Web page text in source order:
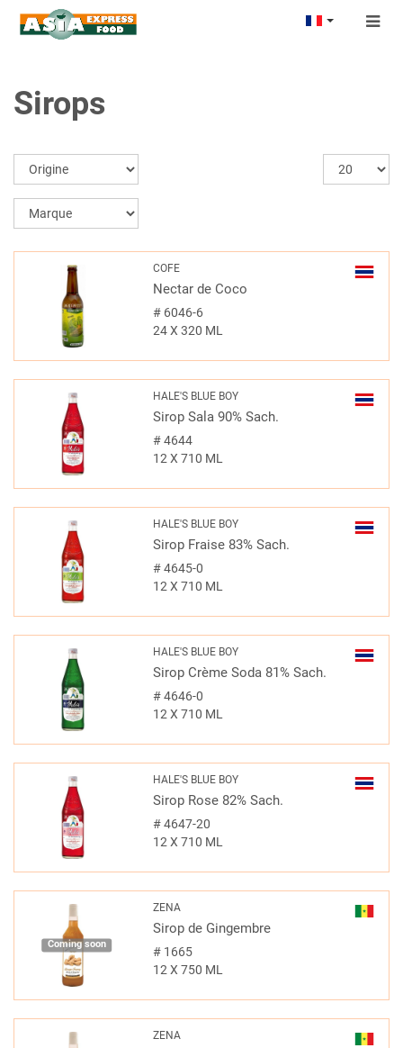
Sirops
COFE
Nectar de Coco
#6046-6
24 X 320 ML
HALE'S BLUE BOY
Sirop Sala 90% Sach.
#4644
12 X 710 ML
HALE'S BLUE BOY
Sirop Fraise 83% Sach.
#4645-0
12 X 710 ML
HALE'S BLUE BOY
Sirop Crème Soda 81% Sach.
#4646-0
12 X 710 ML
HALE'S BLUE BOY
Sirop Rose 82% Sach.
#4647-20
12 X 710 ML
Coming soon
ZENA
Sirop de Gingembre
#1665
12 X 750 ML
ZENA